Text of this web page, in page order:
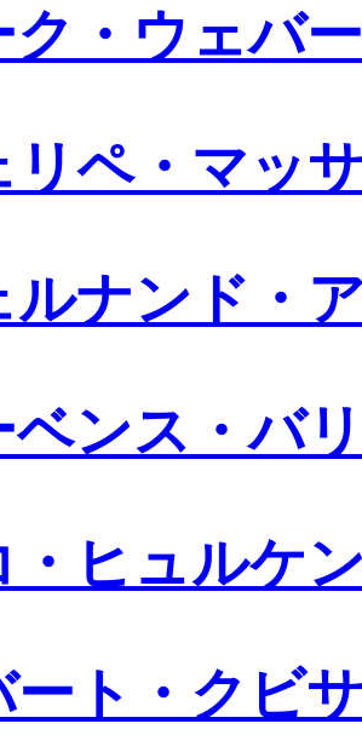
ク・ウェバー
リペ・マッ
ルナンド・
ベンス・バ
・ヒュルケ
ート・クビ